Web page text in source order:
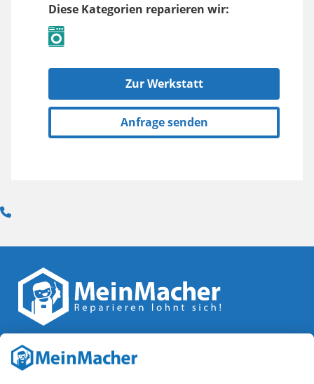
Diese Kategorien reparieren wir:
Zur Werkstatt
Anfrage senden
Reparatur Revolution